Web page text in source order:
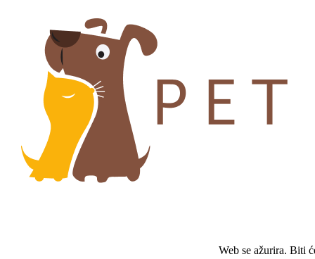
Web se ažurira. Biti